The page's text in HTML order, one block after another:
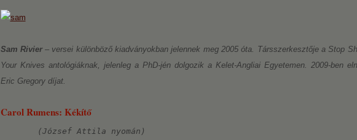
Sam Rivier– versei különböző kiadványokban jelennek meg 2005 óta. Társszerkesztője a Stop
Your Knives antológiáknak, jelenleg a PhD-jén dolgozik a Kelet-Angliai Egyetemen. 2009-ben
Eric Gregory díjat.
Carol Rumens: Kékítő
(József Attila nyomán)